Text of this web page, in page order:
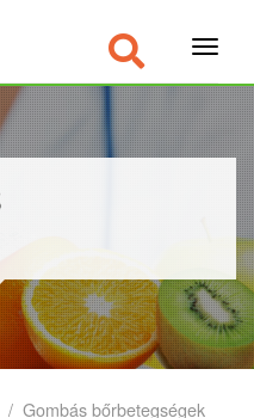
/ Gombás bőrbetegségek